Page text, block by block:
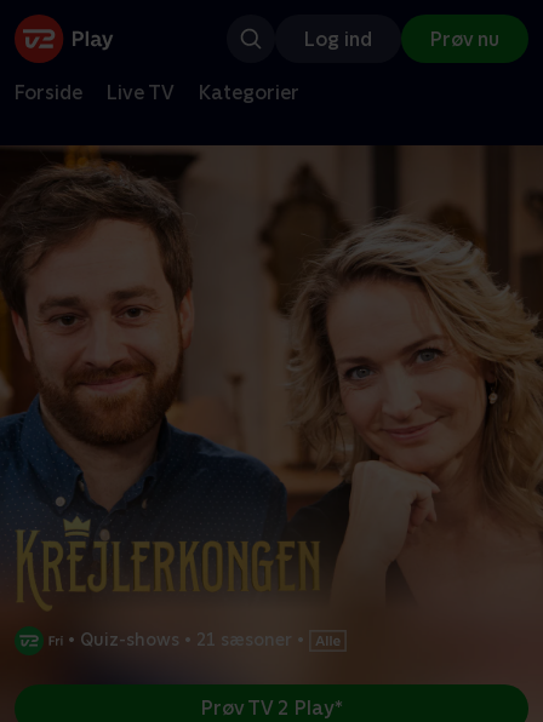
Log ind Prøv nu
Forside Live TV Kategorier
• Quiz-shows • 21 sæsoner •
Prøv TV 2 Play*